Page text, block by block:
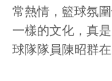
常熱情，籃球氛
一樣的文化，真
球隊隊員陳昭群